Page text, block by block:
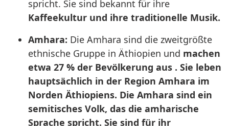
spricht. Sie sind bekannt für ihre
Kaffeekultur und ihre traditionelle Musik.
Amhara: Die Amhara sind die zweitgrößte
ethnische Gruppe in Äthiopien und machen
etwa 27 % der Bevölkerung aus . Sie leben
hauptsächlich in der Region Amhara im
Norden Äthiopiens. Die Amhara sind ein
semitisches Volk, das die amharische
Sprache spricht. Sie sind für ihr